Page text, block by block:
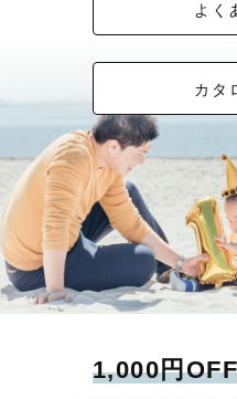
よく
カタ
1,000円OFF